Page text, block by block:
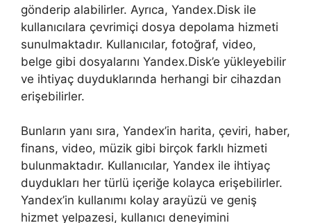
gönderip alabilirler. Ayrıca, Yandex.Disk ile
kullanıcılara çevrimiçi dosya depolama hizmeti
sunulmaktadır. Kullanıcılar, fotoğraf, video,
belge gibi dosyalarını Yandex.Disk’e yükleyebilir
ve ihtiyaç duyduklarında herhangi bir cihazdan
erişebilirler.
Bunların yanı sıra, Yandex’in harita, çeviri, haber,
finans, video, müzik gibi birçok farklı hizmeti
bulunmaktadır. Kullanıcılar, Yandex ile ihtiyaç
duydukları her türlü içeriğe kolayca erişebilirler.
Yandex’in kullanımı kolay arayüzü ve geniş
hizmet yelpazesi, kullanıcı deneyimini